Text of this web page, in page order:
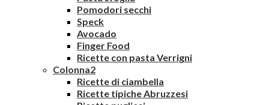
Pomodori secchi
Speck
Avocado
Finger Food
Ricette con pasta Verrigni
Colonna2
Ricette di ciambella
Ricette tipiche Abruzzesi